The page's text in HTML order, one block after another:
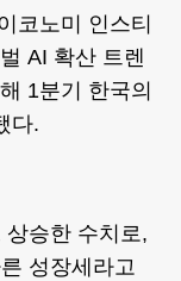
코노미 인스티
AI 확산 트렌
1분기 한국의
다.
승한 수치로,
성장세라고